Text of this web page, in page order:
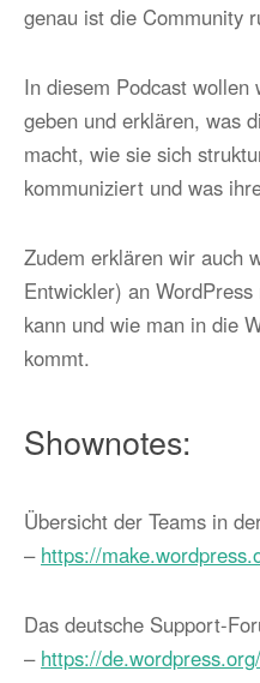
genau ist die Community
In diesem Podcast
geben und erklären, was
macht, wie sie sich
kommuniziert und was
Zudem erklären wir auch
Entwickler) an
kann und wie man in die
kommt.
Shownotes:
Übersicht der Teams in
– https://
Das deutsche Support-
– https://